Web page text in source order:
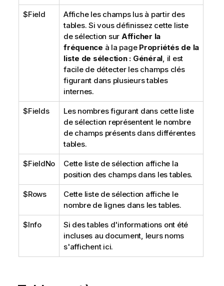
$Field
Affiche les champs lus à partir des
tables. Si vous définissez cette liste
de sélection sur Afficher la
fréquence à la page Propriétés de la
liste de sélection : Général, il est
facile de détecter les champs clés
figurant dans plusieurs tables
internes.
$Fields
Les nombres figurant dans cette liste
de sélection représentent le nombre
de champs présents dans différentes
tables.
$FieldNo
Cette liste de sélection affiche la
position des champs dans les tables.
$Rows
Cette liste de sélection affiche le
nombre de lignes dans les tables.
$Info
Si des tables d'informations ont été
incluses au document, leurs noms
s'affichent ici.